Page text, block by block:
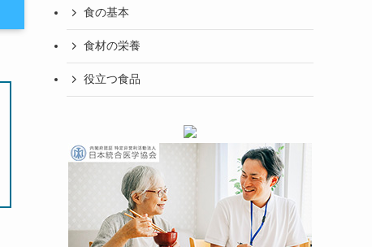
食の基本
食材の栄養
役立つ食品